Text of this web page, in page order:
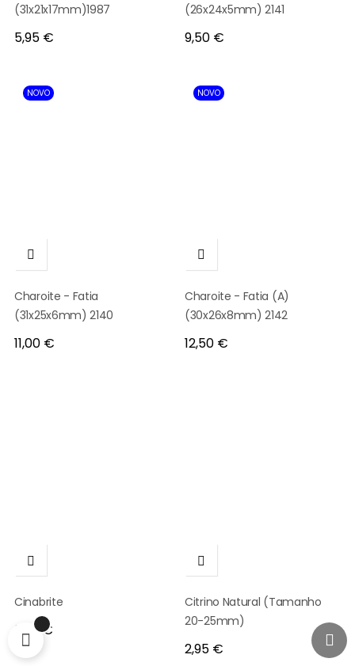
(31x21x17mm)1987
Preço
5,95 €
(26x24x5mm) 2141
Preço
9,50 €
NOVO

Charoite - Fatia
(31x25x6mm) 2140
Preço
11,00 €
NOVO

Charoite - Fatia (A)
(30x26x8mm) 2142
Preço
12,50 €

Cinabrite
Preço
3,95 €

Citrino Natural (Tamanho
20-25mm)
Preço
2,95 €